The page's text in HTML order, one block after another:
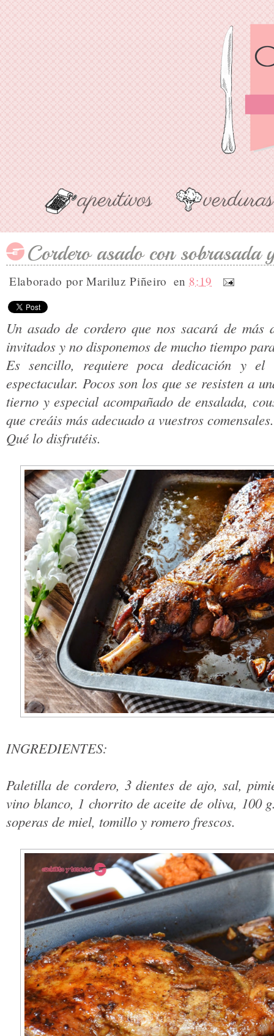
Cordero asado con sobrasada
Elaborado porMariluz Piñeiro en 8:19
Un asado de cordero que nos sacará de más
invitados y no disponemos de mucho tiempo
Es sencillo, requiere poca dedicación y el
espectacular. Pocos son los que se resisten a
tierno y especial acompañado de ensalada,
que creáis más adecuado a vuestros comensales.
Qué lo disfrutéis.
INGREDIENTES:
Paletilla de cordero, 3 dientes de ajo, sal,
vino blanco, 1 chorrito de aceite de oliva, 100
soperas de miel, tomillo y romero frescos.